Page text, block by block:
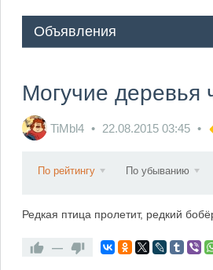
Объявления
Могучие деревья
TiMbl4 22.08.2015 03:45
По рейтингу По убыванию
Редкая птица пролетит, редкий
—